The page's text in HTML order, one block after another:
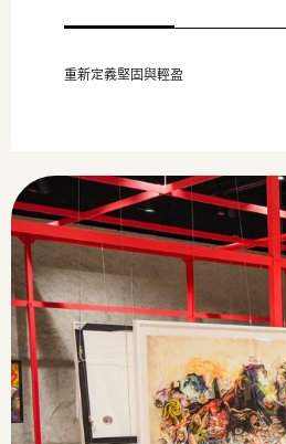
重新定義堅固與輕盈